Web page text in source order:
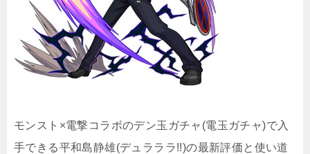
モンスト×電撃コラボのデン玉ガチャ(電玉ガチャ)で入
手できる平和島静雄(デュラララ!!)の最新評価と使い道